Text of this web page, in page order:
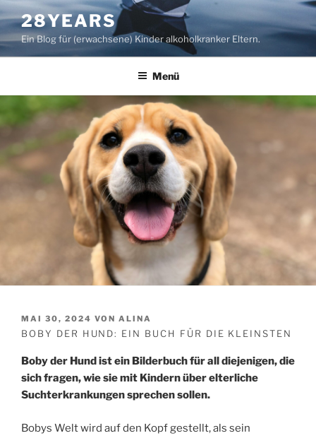
Zum
Inhalt
springen
28YEARS
Ein Blog für (erwachsene) Kinder alkoholkranker Eltern.
Menü
VERÖFFENTLICHT
AM
MAI 30, 2024 VON ALINA
BOBY DER HUND: EIN BUCH FÜR DIE KLEINSTEN
Boby der Hund ist ein Bilderbuch für all diejenigen, die
sich fragen, wie sie mit Kindern über elterliche
Suchterkrankungen sprechen sollen.
Bobys Welt wird auf den Kopf gestellt, als sein